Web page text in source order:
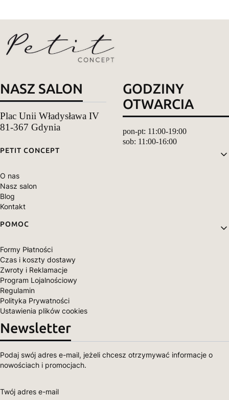
NASZ SALON
Plac Unii Władysława IV
81-367 Gdynia
GODZINY
OTWARCIA
pon-pt: 11:00-19:00
sob: 11:00-16:00
Linki w stopce
PETIT CONCEPT
O nas
Nasz salon
Blog
Kontakt
POMOC
Formy Płatności
Czas i koszty dostawy
Zwroty i Reklamacje
Program Lojalnościowy
Regulamin
Polityka Prywatności
Ustawienia plików cookies
Newsletter
Podaj swój adres e-mail, jeżeli chcesz otrzymywać informacje o
nowościach i promocjach.
Twój adres e-mail